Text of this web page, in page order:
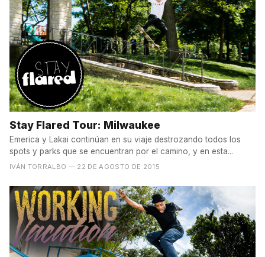
Stay Flared Tour: Milwaukee
Emerica y Lakai continúan en su viaje destrozando todos los
spots y parks que se encuentran por el camino, y en esta...
IVÁN TORRALBO — 22 DE AGOSTO DE 2015